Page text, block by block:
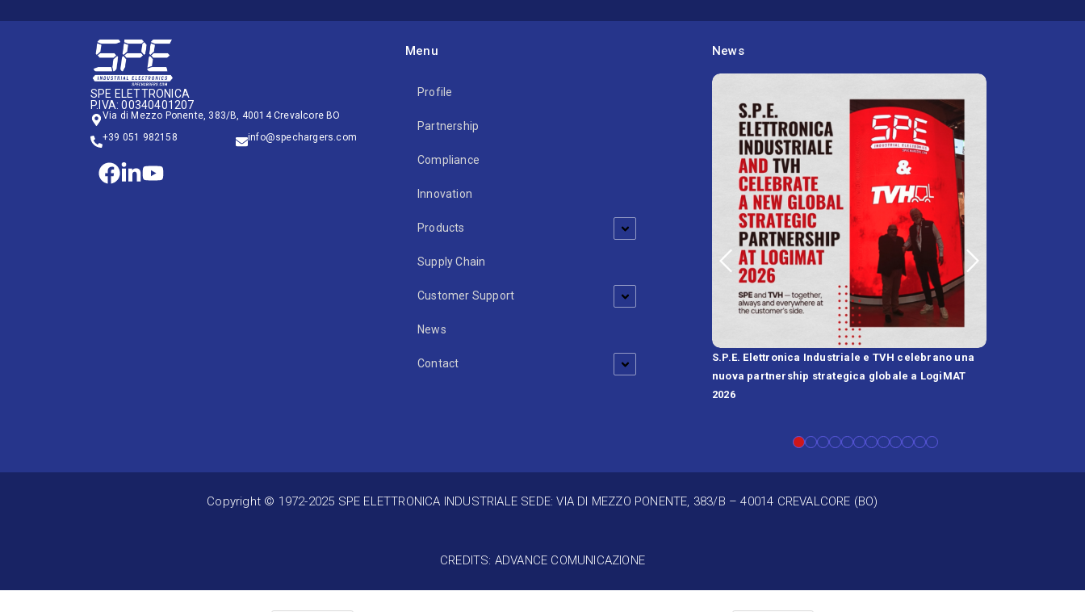
SPE ELETTRONICA
P.IVA: 00340401207
Via di Mezzo Ponente, 383/B, 40014 Crevalcore BO
+39 051 982158
info@spechargers.com
Menu
Profile
Partnership
Compliance
Innovation
Products
Supply Chain
Customer Support
News
Contact
News
develops professional solutions
S.P.E. Elettronica Industriale e TVH celebrano una
nuova partnership strategica globale a LogiMAT
2026
Copyright © 1972-2025 SPE ELETTRONICA INDUSTRIALE SEDE: VIA DI MEZZO PONENTE, 383/B – 40014 CREVALCORE (BO)
CREDITS: ADVANCE COMUNICAZIONE